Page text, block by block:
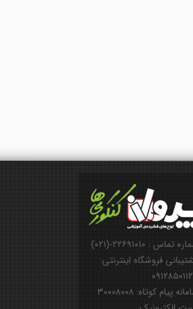
تماس : ۲۲۶۹۱۰۱۰-(۰۲۱)
فروشگاه اینترنتی:
پیام کوتاه: ۳۰۰۰۸۰۰۸